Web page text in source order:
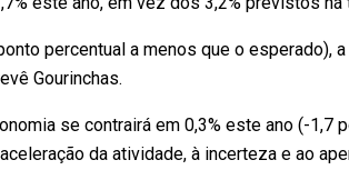
percentual a menos que o esperado),
Gourinchas.
se contrairá em 0,3% este ano (-1,7
da atividade, à incerteza e ao